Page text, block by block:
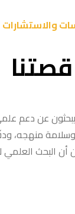
والاستشارات
قصتنا
عن دعم
وسلامة
البحث العلمي